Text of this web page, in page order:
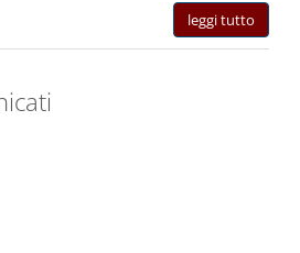
leggi tutto